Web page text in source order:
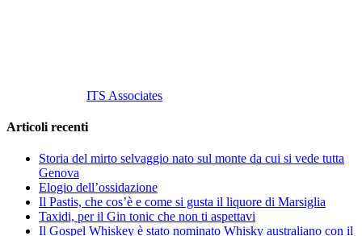
ITS Associates
Articoli recenti
Storia del mirto selvaggio nato sul monte da cui si vede tutta
Genova
Elogio dell’ossidazione
Il Pastis, che cos’è e come si gusta il liquore di Marsiglia
Taxidi, per il Gin tonic che non ti aspettavi
Il Gospel Whiskey è stato nominato Whisky australiano con il